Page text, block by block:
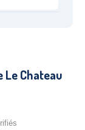
Le Chateau